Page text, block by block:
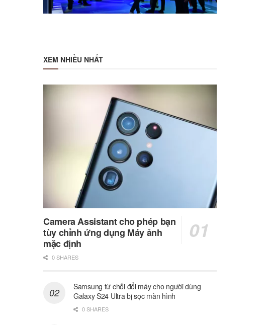
XEM NHIỀU NHẤT
Camera Assistant cho phép bạn
tùy chỉnh ứng dụng Máy ảnh
mặc định
0 SHARES
Samsung từ chối đổi máy cho người dùng
Galaxy S24 Ultra bị sọc màn hình
0 SHARES